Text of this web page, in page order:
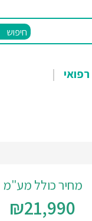
חיפוש
מחיר כולל מע"מ
₪21,990